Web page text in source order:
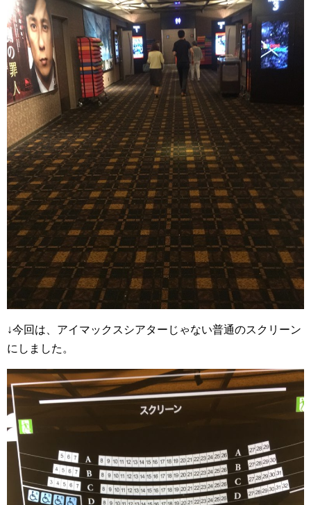
↓今回は、アイマックスシアターじゃない普通のスクリーン
にしました。